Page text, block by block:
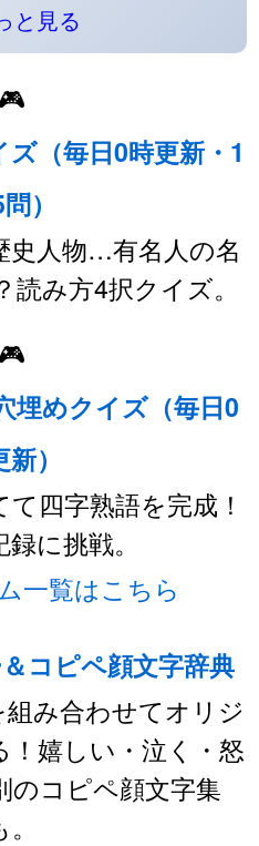
と見る
🎮
（毎日0時更新・1
）
史人物…有名人の名
み方4択クイズ。
🎮
埋めクイズ（毎日0
）
四字熟語を完成！
に挑戦。
一覧はこちら
コピペ顔文字辞典
み合わせてオリジ
嬉しい・泣く・怒
のコピペ顔文字集